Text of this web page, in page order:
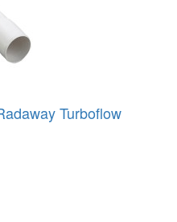
Turboflow